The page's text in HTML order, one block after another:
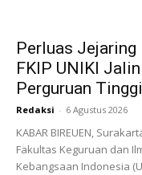
Perluas
FKIP UNIKI
Perguruan
Redaksi - 6 Agustus 2026
KABAR BIREUEN,
Fakultas Keguruan dan
Kebangsaan Indonesia